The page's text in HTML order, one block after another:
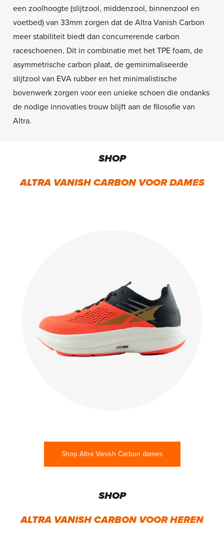
een zoolhoogte (slijtzool, middenzool, binnenzool en
voetbed) van 33mm zorgen dat de Altra Vanish Carbon
meer stabiliteit biedt dan concurrerende carbon
raceschoenen. Dit in combinatie met het TPE foam, de
asymmetrische carbon plaat, de geminimaliseerde
slijtzool van EVA rubber en het minimalistische
bovenwerk zorgen voor een unieke schoen die ondanks
de nodige innovaties trouw blijft aan de filosofie van
Altra.
SHOP
ALTRA VANISH CARBON VOOR DAMES
Shop Altra Vanish Carbon dames
SHOP
ALTRA VANISH CARBON VOOR HEREN